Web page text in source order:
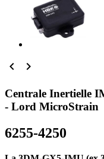
 
Centrale Inertielle
- Lord MicroStrain
6255-4250